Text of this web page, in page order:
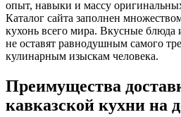
опыт, навыки и массу
Каталог сайта заполнен
кухонь всего мира. Вкусные блюда
не оставят равнодушным самого
кулинарным изыскам человека.
Преимущества
кавказской кухни на